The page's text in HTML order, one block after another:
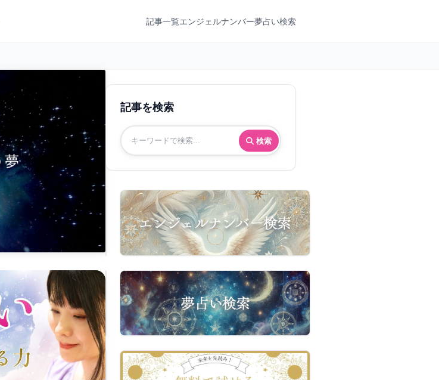
記事一覧エンジェルナンバー夢占い検索
記事を検索
検索